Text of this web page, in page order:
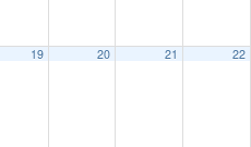
19 20 21 22